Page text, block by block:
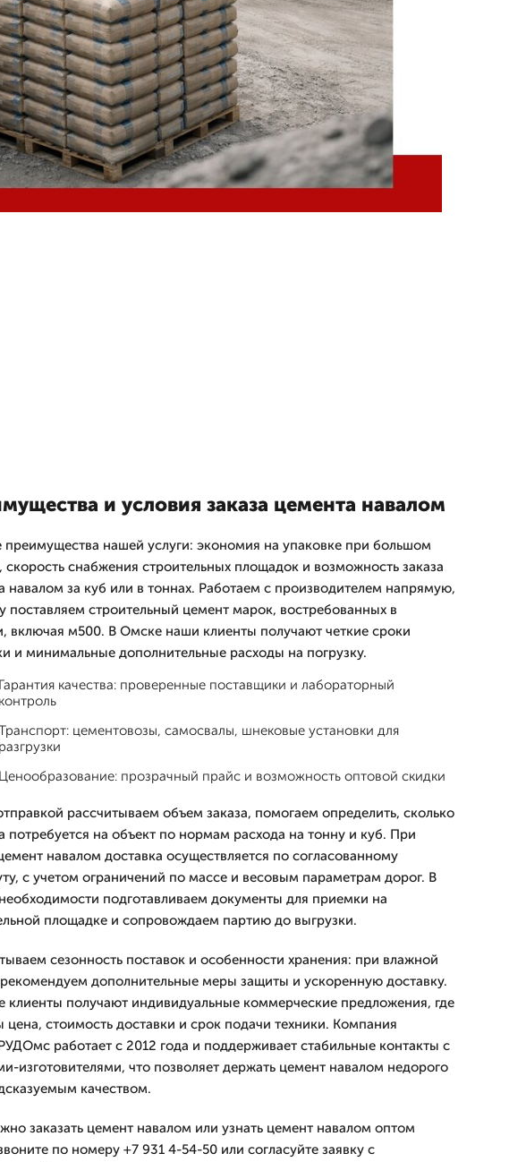
и условия заказа цемента навалом
нашей услуги: экономия на упаковке при большом
скорость снабжения строительных площадок и возможность заказа
навалом за куб или в тоннах. Работаем с производителем напрямую,
поставляем строительный цемент марок, востребованных в
включая м500. В Омске наши клиенты получают четкие сроки
и минимальные дополнительные расходы на погрузку.
Гарантия качества: проверенные поставщики и лабораторный
контроль
цементовозы, самосвалы, шнековые установки для
разгрузки
Ценообразование: прозрачный прайс и возможность оптовой скидки
рассчитываем объем заказа, помогаем определить, сколько
потребуется на объект по нормам расхода на тонну и куб. При
навалом доставка осуществляется по согласованному
с учетом ограничений по массе и весовым параметрам дорог. В
подготавливаем документы для приемки на
площадке и сопровождаем партию до выгрузки.
сезонность поставок и особенности хранения: при влажной
дополнительные меры защиты и ускоренную доставку.
клиенты получают индивидуальные коммерческие предложения, где
цена, стоимость доставки и срок подачи техники. Компания
работает с 2012 года и поддерживает стабильные контакты с
изготовителями, что позволяет держать цемент навалом недорого
качеством.
заказать цемент навалом или узнать цемент навалом оптом
по номеру +7 931 4-54-50 или согласуйте заявку с